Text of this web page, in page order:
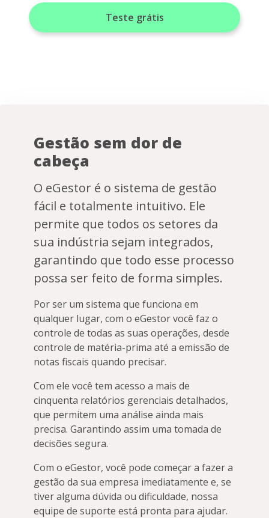
Gestão sem dor de
cabeça
O eGestor é o sistema de gestão
fácil e totalmente intuitivo. Ele
permite que todos os setores da
sua indústria sejam integrados,
garantindo que todo esse processo
possa ser feito de forma simples.
Por ser um sistema que funciona em
qualquer lugar, com o eGestor você faz o
controle de todas as suas operações, desde
controle de matéria-prima até a emissão de
notas fiscais quando precisar.
Com ele você tem acesso a mais de
cinquenta relatórios gerenciais detalhados,
que permitem uma análise ainda mais
precisa. Garantindo assim uma tomada de
decisões segura.
Com o eGestor, você pode começar a fazer a
gestão da sua empresa imediatamente e, se
tiver alguma dúvida ou dificuldade, nossa
equipe de suporte está pronta para ajudar.